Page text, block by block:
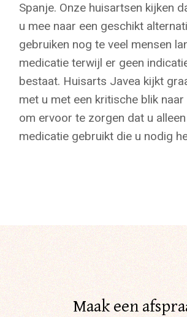
Spanje. Onze huisartsen kijken
u mee naar een geschikt
gebruiken nog te veel mensen
medicatie terwijl er geen
bestaat. Huisarts Javea kijkt
met u met een kritische blik
om ervoor te zorgen dat u
medicatie gebruikt die u nodig
Maak een